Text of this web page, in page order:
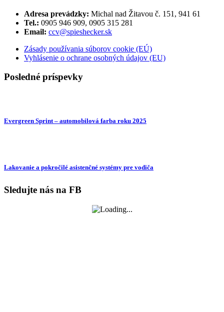
Adresa prevádzky: Michal nad Žitavou č. 151, 941 61
Tel.: 0905 946 909, 0905 315 281
Email: ccv@spieshecker.sk
Zásady používania súborov cookie (EÚ)
Vyhlásenie o ochrane osobných údajov (EU)
Posledné príspevky
Evergreen Sprint – automobilová farba roku 2025
Lakovanie a pokročilé asistenčné systémy pre vodiča
Sledujte nás na FB